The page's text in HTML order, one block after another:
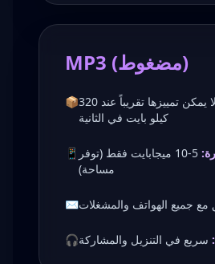
MP3 (مضغوط)
📦لا يمكن تمييزها تقريباً عند 320
كيلو بايت في الثانية
📱 5-10 ميجابايت فقط (توفر
مساحة)
✉️مع جميع الهواتف والمشغلات
🎧سريع في التنزيل والمشاركة